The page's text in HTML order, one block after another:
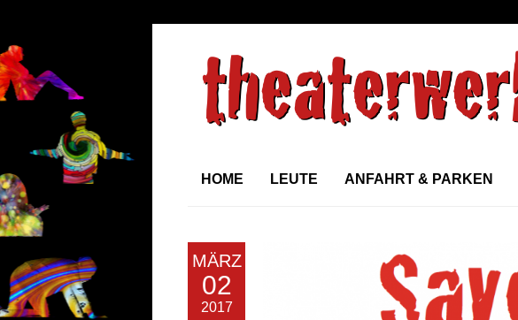
HOME LEUTE ANFAHRT & PARKEN
MÄRZ
02
2017